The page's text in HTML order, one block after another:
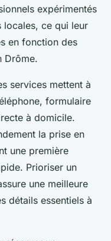
expérimentés
locales, ce qui leur
en fonction des
Drôme.
services mettent à
formulaire
à domicile.
la prise en
une première
Prioriser un
une meilleure
détails essentiels à